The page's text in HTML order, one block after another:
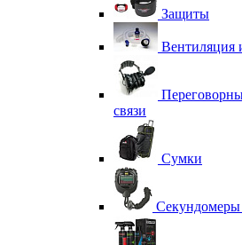
Защиты
Вентиляция
связи
Сумки